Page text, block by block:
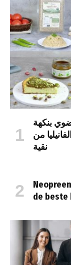
بنكهة
الفانيليا من Demis Organics بنكهة غنية ومكونات
نقية
de